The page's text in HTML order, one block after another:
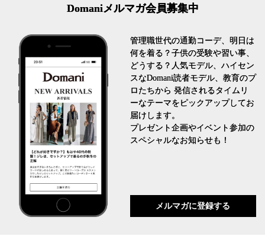
Domaniメルマガ会員募集中
管理職世代の通勤コーデ、明日は
何を着る？子供の受験や習い事、
どうする？人気モデル、ハイセン
スなDomani読者モデル、教育のプ
ロたちから 発信されるタイムリ
ーなテーマをピックアップしてお
届けします。
プレゼント企画やイベント参加の
スペシャルなお知らせも！
メルマガに登録する